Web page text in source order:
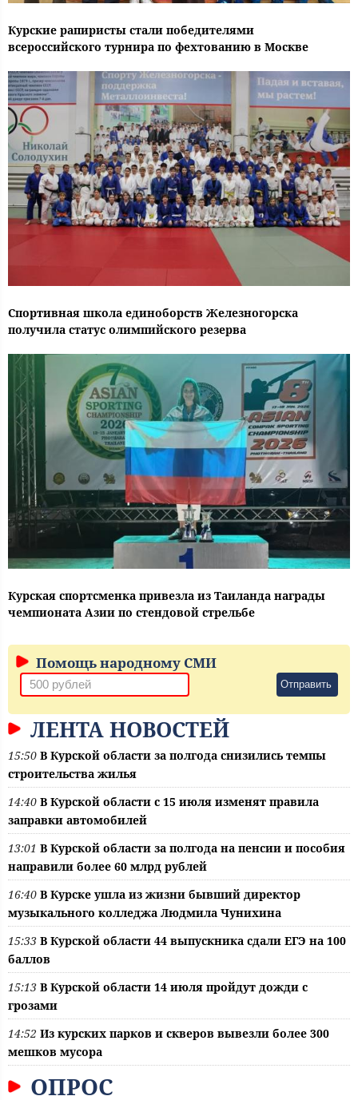
Курские рапиристы стали победителями
всероссийского турнира по фехтованию в Москве
Спортивная школа единоборств Железногорска
получила статус олимпийского резерва
Курская спортсменка привезла из Таиланда награды
чемпионата Азии по стендовой стрельбе
Помощь народному СМИ
Отправить
ЛЕНТА НОВОСТЕЙ
15:50 В Курской области за полгода снизились темпы
строительства жилья
14:40 В Курской области с 15 июля изменят правила
заправки автомобилей
13:01 В Курской области за полгода на пенсии и пособия
направили более 60 млрд рублей
16:40 В Курске ушла из жизни бывший директор
музыкального колледжа Людмила Чунихина
15:33 В Курской области 44 выпускника сдали ЕГЭ на 100
баллов
15:13 В Курской области 14 июля пройдут дожди с
грозами
14:52 Из курских парков и скверов вывезли более 300
мешков мусора
ОПРОС